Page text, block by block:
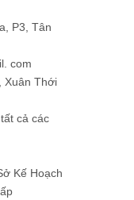
P3, Tân
com
Xuân Thới
cả các
Kế Hoạch